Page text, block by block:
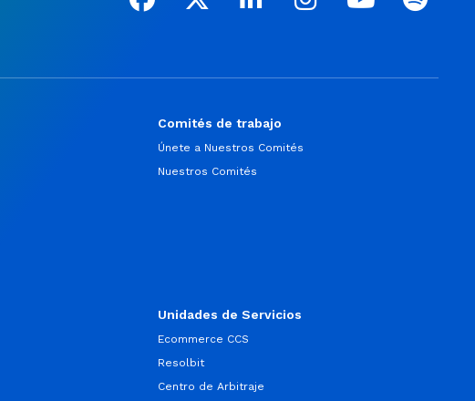
Comités de trabajo
Únete a Nuestros Comités
Nuestros Comités
Unidades de Servicios
Ecommerce CCS
Resolbit
Centro de Arbitraje